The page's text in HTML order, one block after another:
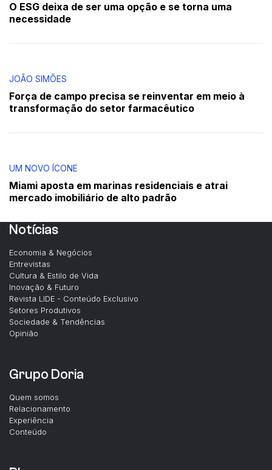
O ESG deixa de ser uma opção e se torna uma
necessidade
JOÃO SIMÕES
Força de campo precisa se reinventar em meio à
transformação do setor farmacêutico
UM NOVO ÍCONE
Miami aposta em marinas residenciais e atrai
mercado imobiliário de alto padrão
Notícias
Economia & Negócios
Entrevistas
Cultura & Estilo de Vida
Inovação & Futuro
Revista LIDE - Conteúdo Exclusivo
Setores Produtivos
Sociedade & Tendências
Opinião
Grupo Doria
Quem somos
Relacionamento
Experiência
Conteúdo